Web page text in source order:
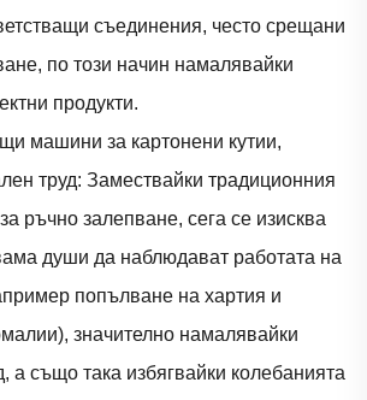
съединения, често срещани
по този начин намалявайки
продукти.
машини за картонени кутии,
труд: Замествайки традиционния
ръчно залепване, сега се изисква
души да наблюдават работата на
попълване на хартия и
значително намалявайки
а също така избягвайки колебанията